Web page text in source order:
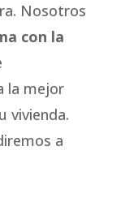
Nosotros
con la
la mejor
vivienda.
a